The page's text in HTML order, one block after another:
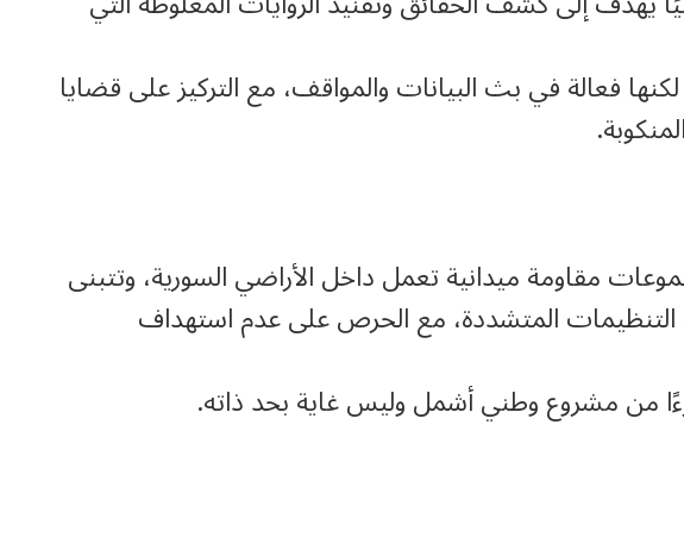
فعالة في بث البيانات والمواقف، مع التركيز على قضايا
مقاومة ميدانية تعمل داخل الأراضي السورية، وتتبنى
المتشددة، مع الحرص على عدم استهداف
من مشروع وطني أشمل وليس غاية بحد ذاته.